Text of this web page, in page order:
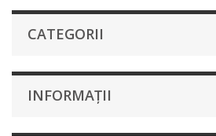
CATEGORII
INFORMAŢII